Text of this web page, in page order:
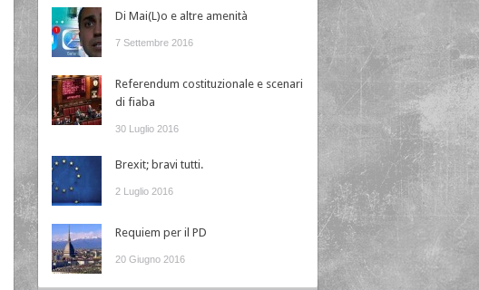
Di Mai(L)o e altre amenità
7 Settembre 2016
Referendum costituzionale e scenari
di fiaba
30 Luglio 2016
Brexit; bravi tutti.
2 Luglio 2016
Requiem per il PD
20 Giugno 2016